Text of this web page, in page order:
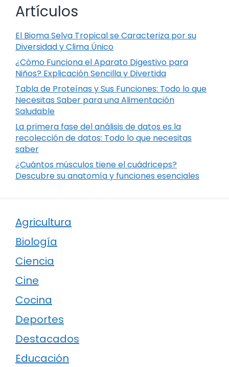
Artículos
El Bioma Selva Tropical se Caracteriza por su
Diversidad y Clima Único
¿Cómo Funciona el Aparato Digestivo para
Niños? Explicación Sencilla y Divertida
Tabla de Proteínas y Sus Funciones: Todo lo que
Necesitas Saber para una Alimentación
Saludable
La primera fase del análisis de datos es la
recolección de datos: Todo lo que necesitas
saber
¿Cuántos músculos tiene el cuádriceps?
Descubre su anatomía y funciones esenciales
Agricultura
Biología
Ciencia
Cine
Cocina
Deportes
Destacados
Educación